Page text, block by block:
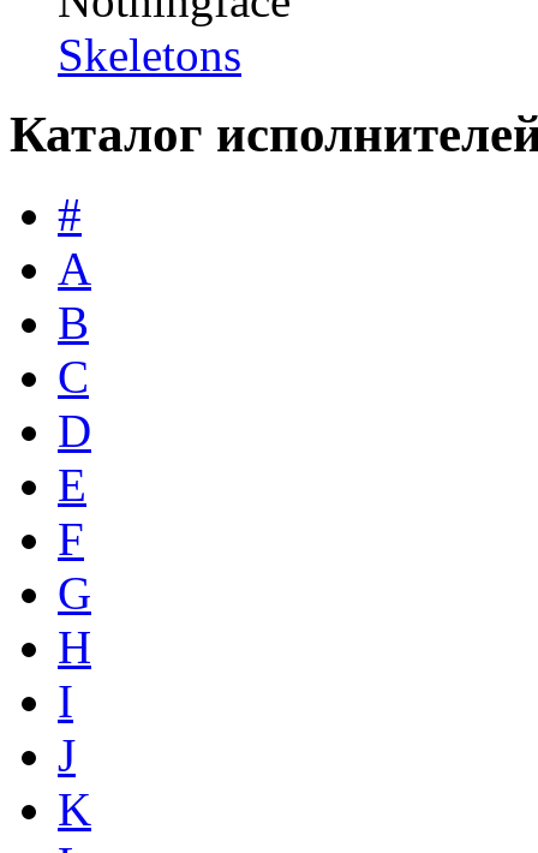
Skeletons
Каталог
#
A
B
C
D
E
F
G
H
I
J
K